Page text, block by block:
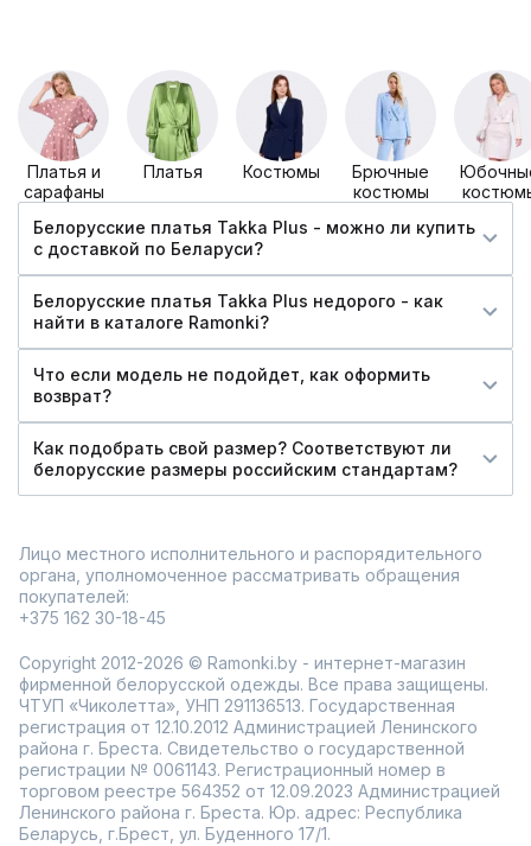
Платья и
сарафаны
Платья Костюмы
Брючные
костюмы
Белорусские платья Takka Plus - можно ли купить
c доставкой по Беларуси?
Белорусские платья Takka Plus недорого - как
найти в каталоге Ramonki?
Что если модель не подойдет, как оформить
возврат?
Как подобрать свой размер? Соответствуют ли
белорусские размеры российским стандартам?
Лицо местного исполнительного и распорядительного
органа, уполномоченное рассматривать обращения
покупателей:
+375 162 30-18-45
Copyright 2012-2026 © Ramonki.by - интернет-магазин
фирменной белорусской одежды. Все права защищены.
ЧТУП «Чиколетта», УНП 291136513. Государственная
регистрация от 12.10.2012 Администрацией Ленинского
района г. Бреста. Свидетельство о государственной
регистрации № 0061143. Регистрационный номер в
торговом реестре 564352 от 12.09.2023 Администрацией
Ленинского района г. Бреста. Юр. адрес: Республика
Беларусь, г.Брест, ул. Буденного 17/1.